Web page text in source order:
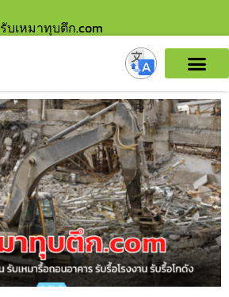
รับเหมาทุบตึก.com